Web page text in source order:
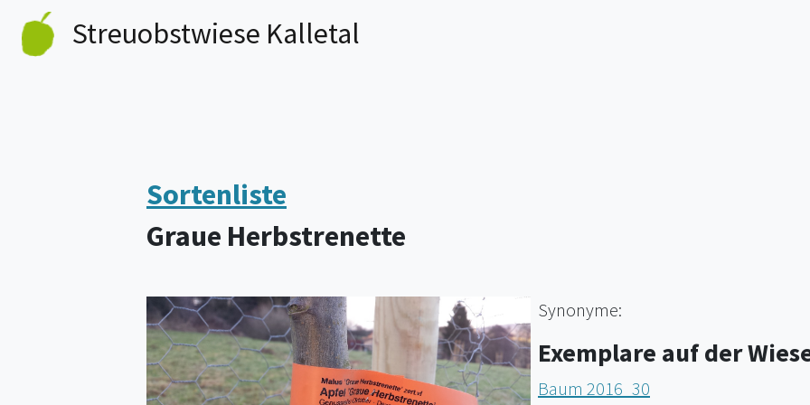
Streu­obst­wiese Kalletal
Sortenliste
Graue Herbstrenette
Synonyme:
Exemplare auf der
Baum 2016_30